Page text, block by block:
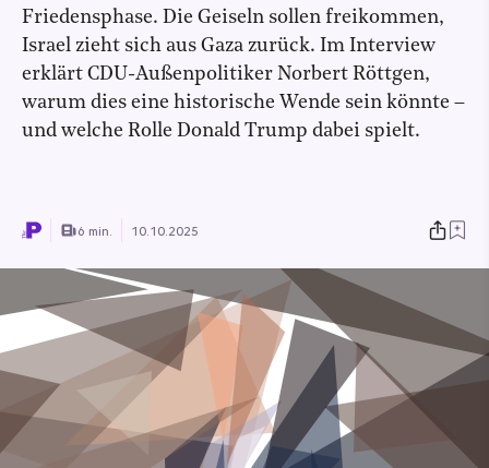
Friedensphase. Die Geiseln sollen freikommen,
Israel zieht sich aus Gaza zurück. Im Interview
erklärt CDU-Außenpolitiker Norbert Röttgen,
warum dies eine historische Wende sein könnte –
und welche Rolle Donald Trump dabei spielt.
6 min. 10.10.2025